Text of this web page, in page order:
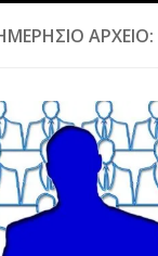
ΑΡΧΕΊΟ: